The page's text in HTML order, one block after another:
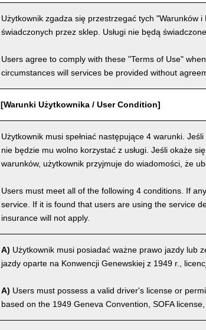
Użytkownik zgadza się przestrzegać tych "Warunków
świadczonych przez sklep. Usługi nie będą
Users agree to comply with these "Terms of Use"
circumstances will services be provided without
[Warunki Użytkownika / User Condition]
Użytkownik musi spełniać następujące 4 warunki.
nie będzie mu wolno korzystać z usługi. Jeśli okaże
warunków, użytkownik przyjmuje do wiadomości, że
Users must meet all of the following 4 conditions. If
service. If it is found that users are using the service
insurance will not apply.
A) Użytkownik musi posiadać ważne prawo jazdy lub
jazdy oparte na Konwencji Genewskiej z 1949 r.,
A) Users must possess a valid driver's license or
based on the 1949 Geneva Convention, SOFA license,